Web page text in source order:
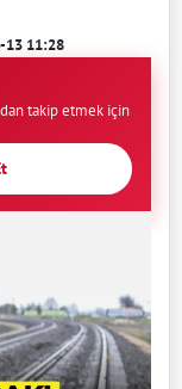
13 11:28
takip etmek için